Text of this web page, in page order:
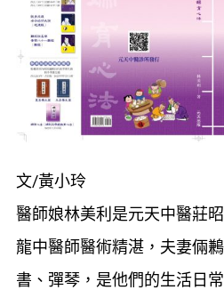
文/黃小玲
醫師娘林美利是元天中醫莊
龍中醫師醫術精湛，夫妻倆
書、彈琴，是他們的生活日